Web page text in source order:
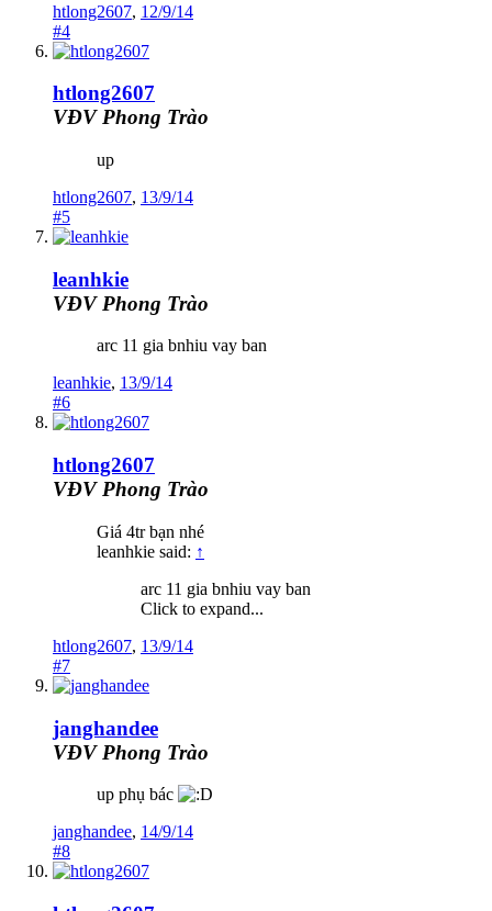
htlong2607, 12/9/14
#4
htlong2607
VĐV Phong Trào
up
htlong2607, 13/9/14
#5
leanhkie
VĐV Phong Trào
arc 11 gia bnhiu vay ban
leanhkie, 13/9/14
#6
htlong2607
VĐV Phong Trào
Giá 4tr bạn nhé
leanhkie said: ↑
arc 11 gia bnhiu vay ban
Click to expand...
htlong2607, 13/9/14
#7
janghandee
VĐV Phong Trào
up phụ bác
janghandee, 14/9/14
#8